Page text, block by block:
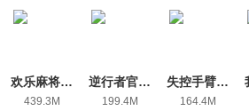
欢乐麻将全集2022新版红中玩法
439.3M
逆行者官方版
199.4M
失控手臂游戏安卓版
164.4M